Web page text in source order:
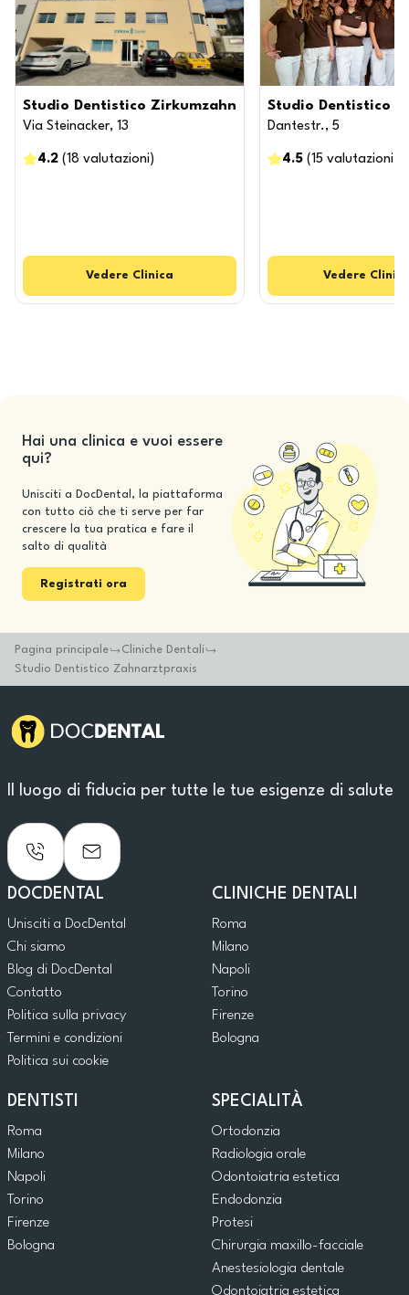
Studio Dentistico Zirkumzahn
Via Steinacker, 13
4.2 (18 valutazioni )
Vedere Clinica
Studio Dentistico
Dantestr., 5
4.5 (15 valutazioni
Vedere
Hai una clinica e vuoi essere
qui?
Unisciti a DocDental, la piattaforma
con tutto ciò che ti serve per far
crescere la tua pratica e fare il
salto di qualità
Registrati ora
Pagina principale
Cliniche Dentali
Studio Dentistico Zahnarztpraxis
Il luogo di fiducia per tutte le tue esigenze di salute
DOCDENTAL
Unisciti a DocDental
Chi siamo
Blog di DocDental
Contatto
Politica sulla privacy
Termini e condizioni
Politica sui cookie
CLINICHE DENTALI
Roma
Milano
Napoli
Torino
Firenze
Bologna
DENTISTI
Roma
Milano
Napoli
Torino
Firenze
Bologna
SPECIALITÀ
Ortodonzia
Radiologia orale
Odontoiatria estetica
Endodonzia
Protesi
Chirurgia maxillo-facciale
Anestesiologia dentale
Odontoiatria estetica